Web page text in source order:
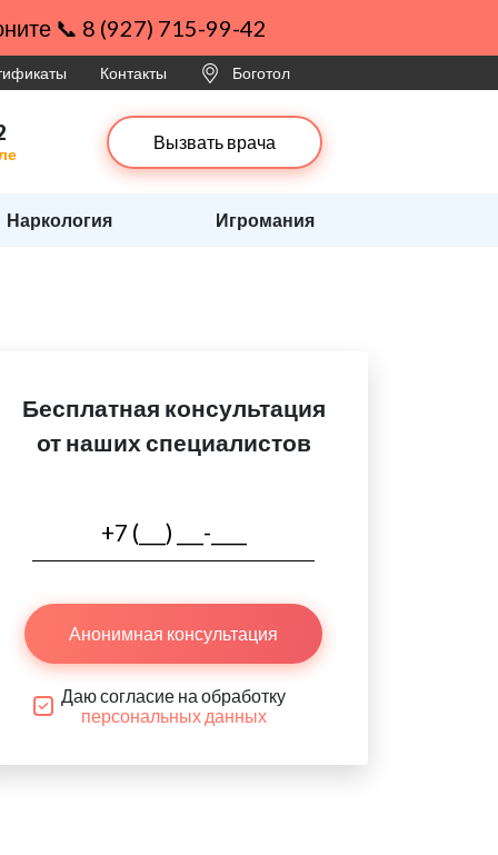
📞 8 (927) 715-99-42
Контакты Боготол
Вызвать врача
Наркология Игромания
Бесплатная консультация
от наших специалистов
Анонимная консультация
Даю согласие на обработку
персональных данных